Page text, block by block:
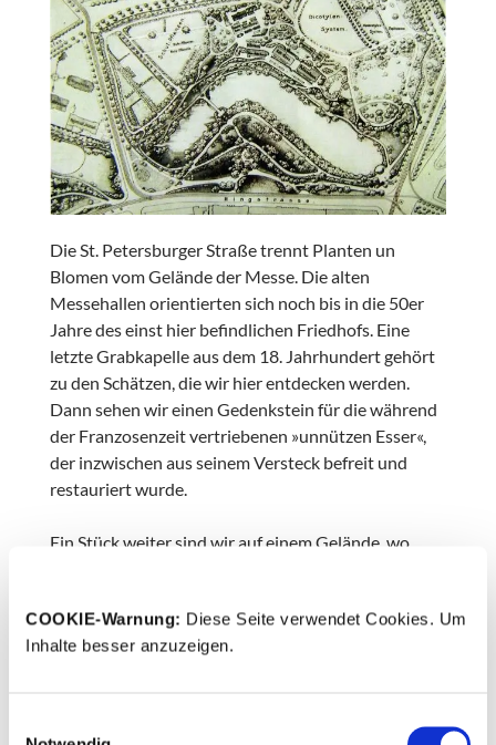
COOKIE-Warnung: Diese Seite verwendet Cookies. Um
Inhalte besser anzuzeigen.
Die St. Petersburger Straße trennt Planten un
Blomen vom Gelände der Messe. Die alten
Messehallen orientierten sich noch bis in die 50er
Jahre des einst hier befindlichen Friedhofs. Eine
letzte Grabkapelle aus dem 18. Jahrhundert gehört
zu den Schätzen, die wir hier entdecken werden.
Dann sehen wir einen Gedenkstein für die während
der Franzosenzeit vertriebenen »unnützen Esser«,
der inzwischen aus seinem Versteck befreit und
restauriert wurde.
Ein Stück weiter sind wir auf einem Gelände, wo
Bände seines »Thierleben« verfasste. Trotzdem: in
Konkurrenz zu Hagenbecks Tierpark wurde dieses
»Niederdeutsche Gartenschau« völlig neu gestaltet.